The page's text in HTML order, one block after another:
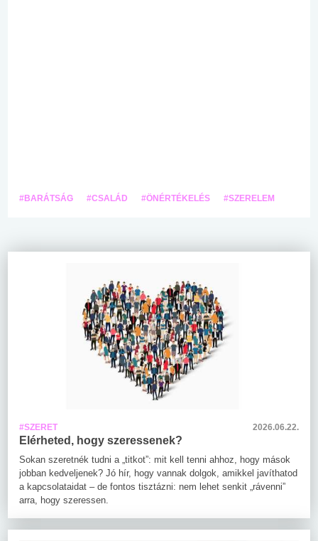
#BARÁTSÁG #CSALÁD #ÖNÉRTÉKELÉS #SZERELEM
#SZERET 2026.06.22.
Elérheted, hogy szeressenek?
Sokan szeretnék tudni a „titkot”: mit kell tenni ahhoz, hogy mások
jobban kedveljenek? Jó hír, hogy vannak dolgok, amikkel javíthatod
a kapcsolataidat – de fontos tisztázni: nem lehet senkit „rávenni”
arra, hogy szeressen.